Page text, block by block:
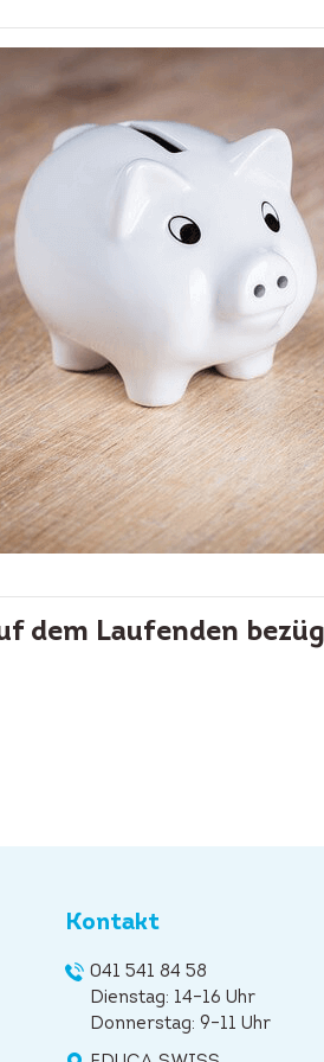
dem Laufenden
Kontakt
041 541 84 58
Dienstag: 14–16 Uhr
Donnerstag: 9–11 Uhr